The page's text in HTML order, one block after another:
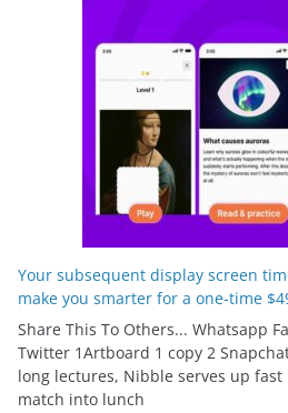
Your subsequent display screen
make you smarter for a one-time
Share This To Others... Whatsapp
Twitter 1Artboard 1 copy 2
long lectures, Nibble serves up
match into lunch